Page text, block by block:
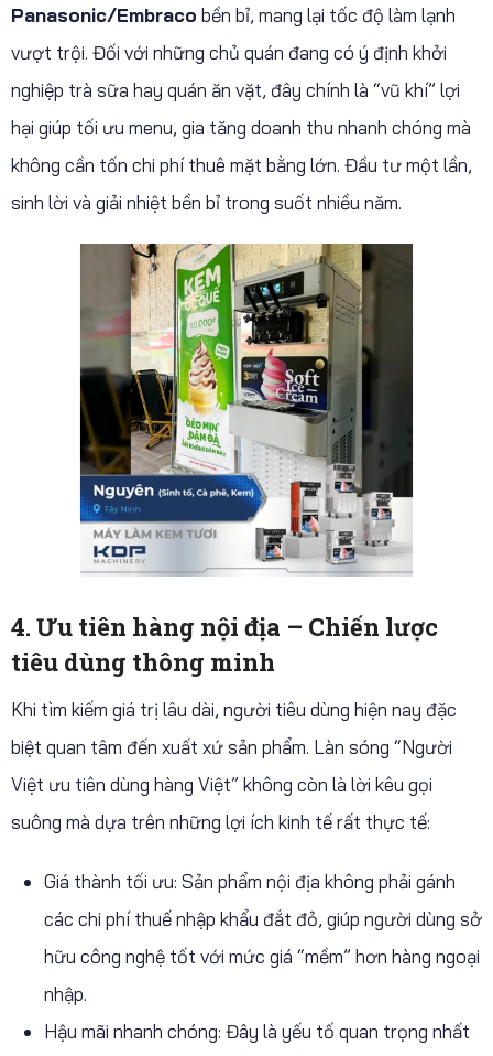
Panasonic/Embraco bền bỉ, mang lại tốc độ làm lạnh
vượt trội. Đối với những chủ quán đang có ý định khởi
nghiệp trà sữa hay quán ăn vặt, đây chính là “vũ khí” lợi
hại giúp tối ưu menu, gia tăng doanh thu nhanh chóng mà
không cần tốn chi phí thuê mặt bằng lớn. Đầu tư một lần,
sinh lời và giải nhiệt bền bỉ trong suốt nhiều năm.
4. Ưu tiên hàng nội địa – Chiến lược
tiêu dùng thông minh
Khi tìm kiếm giá trị lâu dài, người tiêu dùng hiện nay đặc
biệt quan tâm đến xuất xứ sản phẩm. Làn sóng “Người
Việt ưu tiên dùng hàng Việt” không còn là lời kêu gọi
suông mà dựa trên những lợi ích kinh tế rất thực tế:
Giá thành tối ưu: Sản phẩm nội địa không phải gánh
các chi phí thuế nhập khẩu đắt đỏ, giúp người dùng sở
hữu công nghệ tốt với mức giá “mềm” hơn hàng ngoại
nhập.
Hậu mãi nhanh chóng: Đây là yếu tố quan trọng nhất